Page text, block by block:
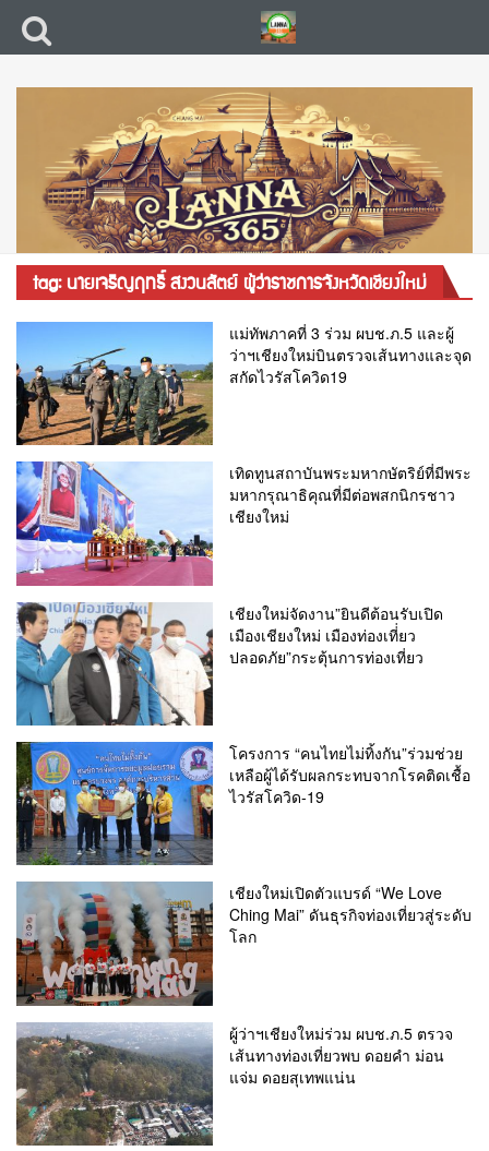
tag: นายเจริญฤทธิ์ สงวนสัตย์ ผู้ว่าราชการจังหวัดเชียงใหม่
แม่ทัพภาคที่ 3 ร่วม ผบช.ภ.5 และผู้
ว่าฯเชียงใหม่บินตรวจเส้นทางและจุด
สกัดไวรัสโควิด19
เทิดทูนสถาบันพระมหากษัตริย์ที่มีพระ
มหากรุณาธิคุณที่มีต่อพสกนิกรชาว
เชียงใหม่
เชียงใหม่จัดงาน”ยินดีต้อนรับเปิด
เมืองเชียงใหม่ เมืองท่องเที่่ยว
ปลอดภัย”กระตุ้นการท่องเที่ยว
โครงการ “คนไทยไม่ทิ้งกัน”ร่วมช่วย
เหลือผู้ได้รับผลกระทบจากโรคติดเชื้อ
ไวรัสโควิด-19
เชียงใหม่เปิดตัวแบรด์ “We Love
Ching Mai” ดันธุรกิจท่องเที่ยวสู่ระดับ
โลก
ผู้ว่าฯเชียงใหม่ร่วม ผบช.ภ.5 ตรวจ
เส้นทางท่องเที่ยวพบ ดอยคำ ม่อน
แจ่ม ดอยสุเทพแน่น